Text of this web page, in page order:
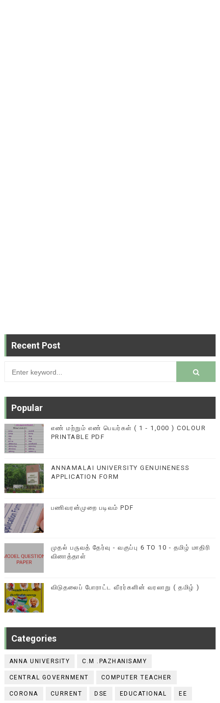
Recent Post
Popular
எண் மற்றும் எண் பெயர்கள் ( 1 - 1,000 ) COLOUR
PRINTABLE PDF
ANNAMALAI UNIVERSITY GENUINENESS
APPLICATION FORM
பணிவரன்முறை படிவம் PDF
முதல் பருவத் தேர்வு - வகுப்பு 6 TO 10 - தமிழ் மாதிரி
வினாத்தாள்
விடுதலைப் போராட்ட வீரர்களின் வரலாறு ( தமிழ் )
Categories
ANNA UNIVERSITY C.M .PAZHANISAMY
CENTRAL GOVERNMENT COMPUTER TEACHER
CORONA CURRENT DSE EDUCATIONAL EE